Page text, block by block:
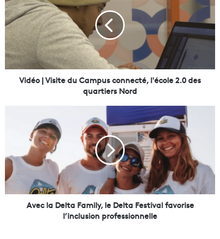
d
é
o
i
s
p
u
s
c
Vidéo | Visite du Campus connecté, l'école 2.0 des
quartiers Nord
a
D
e
l
Avec la Delta Family, le Delta Festival favorise
l’inclusion professionnelle